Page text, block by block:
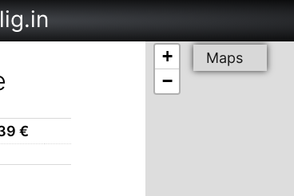
€
+
−
Maps